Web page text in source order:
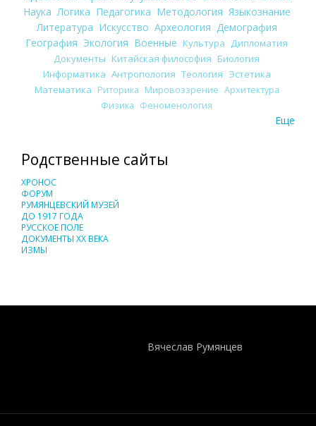
Наука Логика Педагогика Методология Языкознание
Литература Искусство Археология Демография
География Экология Военные Культура
Дипломатия
Документы Китайская философия Биология
Информатика Антропология Теология Эстетика
Математика Риторика Мировоззрение Архитектура
Физика Феноменология
Еще
Родственные сайты
ХРОНОС
ФОРУМ
РУМЯНЦЕВСКИЙ МУЗЕЙ
ДО 1917 ГОДА
РУССКОЕ ПОЛЕ
ДОКУМЕНТЫ XX ВЕКА
ИЗМЫ
Вячеслав Румянцев